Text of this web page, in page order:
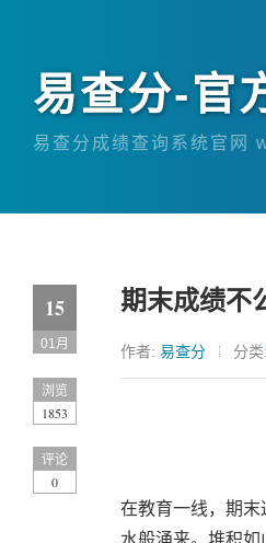
易查分-官
易查分成绩查询系统官网
期末成绩不
15
01月 作者: 易查分 分类:
在教育一线，期末
水般涌来。堆积
浏览
1853
评论
0